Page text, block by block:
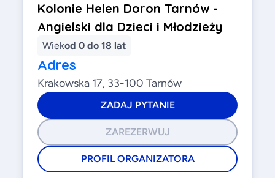
Kolonie Helen Doron Tarnów -
Angielski dla Dzieci i Młodzieży
Wiekod 0 do 18 lat
Adres
Krakowska 17, 33-100 Tarnów
ZADAJ PYTANIE
ZAREZERWUJ
PROFIL ORGANIZATORA